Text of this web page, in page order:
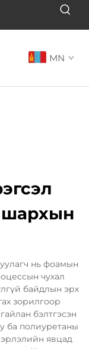
MN
шархын
нь фоамын
чухал
байдлын эрх
зорилгоор
бэлтгэсэн
ба полиуретаны
явцад